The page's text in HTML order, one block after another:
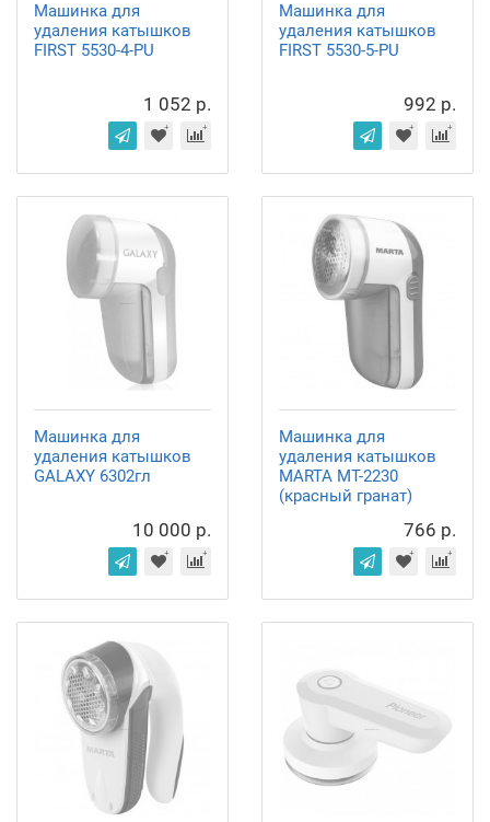
Машинка для
удаления катышков
FIRST 5530-4-PU
1 052 р.
Машинка для
удаления катышков
FIRST 5530-5-PU
992 р.
Машинка для
удаления катышков
GALAXY 6302гл
10 000 р.
Машинка для
удаления катышков
MARTA MT-2230
(красный гранат)
766 р.